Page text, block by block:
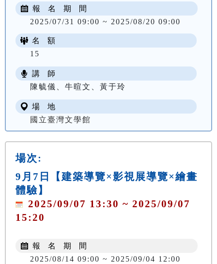
報 名 期 間
2025/07/31 09:00 ~ 2025/08/20 09:00
名 額
15
講 師
陳毓儀、牛暄文、黃于玲
場 地
國立臺灣文學館
場次:
9月7日【建築導覽×影視展導覽×繪畫
體驗】
2025/09/07 13:30 ~ 2025/09/07
15:20
報 名 期 間
2025/08/14 09:00 ~ 2025/09/04 12:00